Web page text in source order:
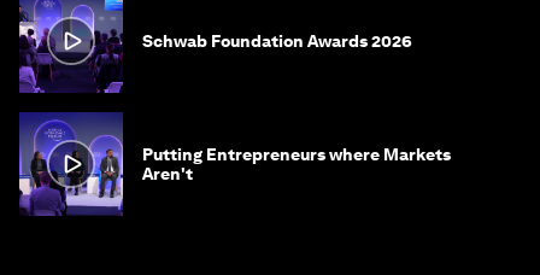
Schwab Foundation Awards 2026
Putting Entrepreneurs where Markets
Aren't